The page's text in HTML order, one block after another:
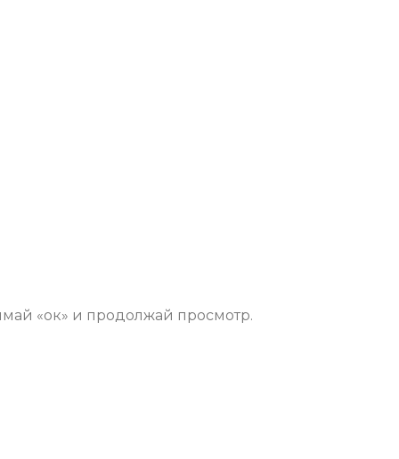
«ок» и продолжай просмотр.